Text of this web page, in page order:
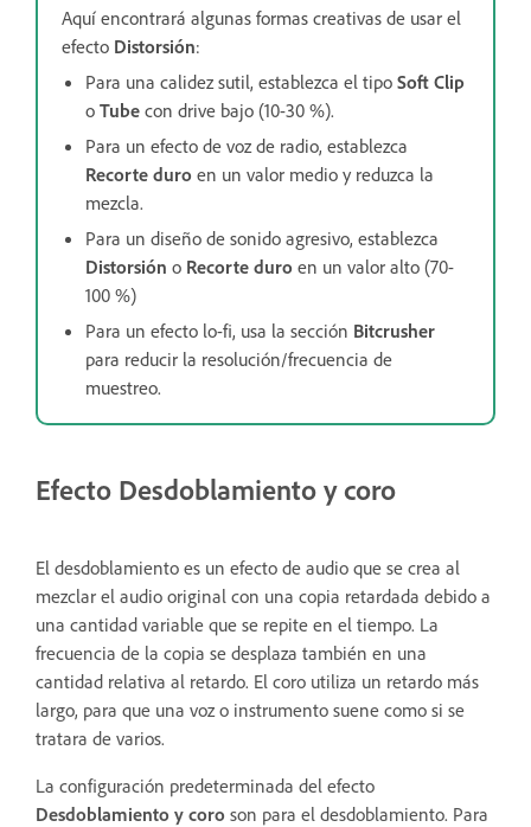
Aquí encontrará algunas formas creativas de usar el
efecto Distorsión:
Para una calidez sutil, establezca el tipo Soft Clip
o Tube con drive bajo (10-30 %).
Para un efecto de voz de radio, establezca
Recorte duro en un valor medio y reduzca la
mezcla.
Para un diseño de sonido agresivo, establezca
Distorsión o Recorte duro en un valor alto (70-
100 %)
Para un efecto lo-fi, usa la sección Bitcrusher
para reducir la resolución/frecuencia de
muestreo.
Efecto Desdoblamiento y coro
El desdoblamiento es un efecto de audio que se crea al
mezclar el audio original con una copia retardada debido a
una cantidad variable que se repite en el tiempo. La
frecuencia de la copia se desplaza también en una
cantidad relativa al retardo. El coro utiliza un retardo más
largo, para que una voz o instrumento suene como si se
tratara de varios.
La configuración predeterminada del efecto
Desdoblamiento y coro son para el desdoblamiento. Para